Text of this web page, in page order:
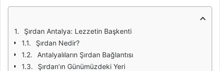
Şırdan Antalya: Lezzetin Başkenti
Şırdan Nedir?
Antalyalıların Şırdan Bağlantısı
Şırdan’ın Günümüzdeki Yeri